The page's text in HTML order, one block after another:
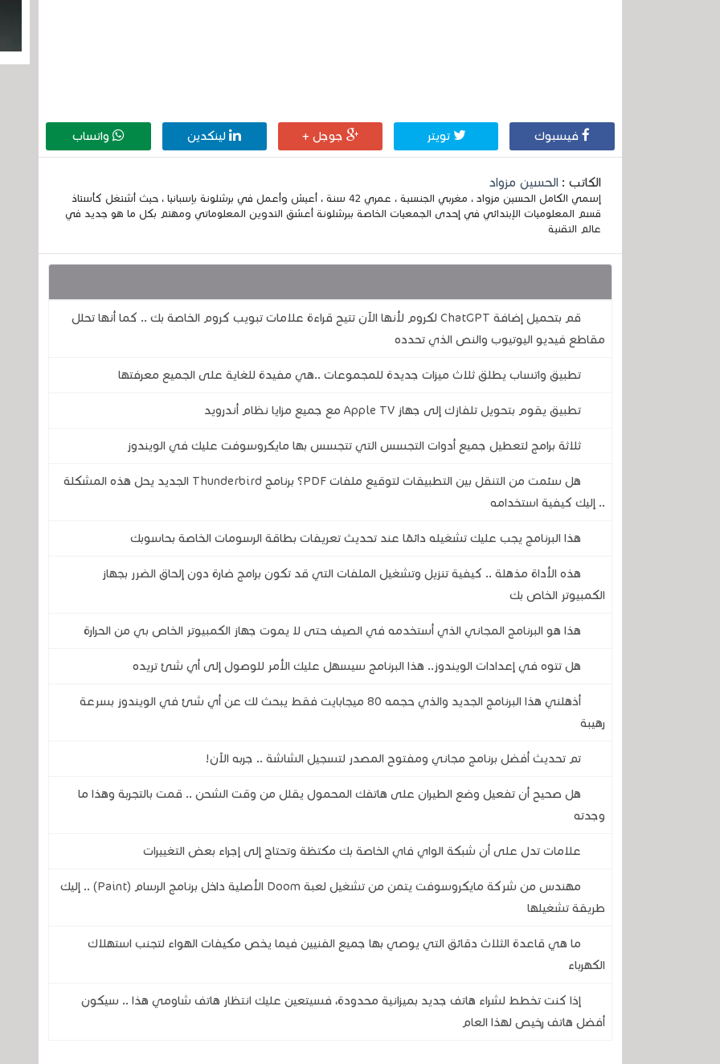
فيسبوك تويتر جوجل + لينكدين واتساب
الكاتب : الحسين مزواد
إسمي الكامل الحسين مزواد ، مغربي الجنسية ، عمري 42 سنة ، أعيش وأعمل في برشلونة بإسبانيا ، حيث أشتغل كأستاذ
قسم المعلوميات الإبتدائي في إحدى الجمعيات الخاصة ببرشلونة أعشق التدوين المعلوماتي ومهتم بكل ما هو جديد في
عالم التقنية
قم بتحميل إضافة ChatGPT لكروم لأنها الآن تتيح قراءة علامات تبويب كروم الخاصة بك .. كما أنها تحلل
مقاطع فيديو اليوتيوب والنص الذي تحدده
تطبيق واتساب يطلق ثلاث ميزات جديدة للمجموعات ..هي مفيدة للغاية على الجميع معرفتها
تطبيق يقوم بتحويل تلفازك إلى جهاز Apple TV مع جميع مزايا نظام أندرويد
ثلاثة برامج لتعطيل جميع أدوات التجسس التي تتجسس بها مايكروسوفت عليك في الويندوز
هل سئمت من التنقل بين التطبيقات لتوقيع ملفات PDF؟ برنامج Thunderbird الجديد يحل هذه المشكلة
.. إليك كيفية استخدامه
هذا البرنامج يجب عليك تشغيله دائمًا عند تحديث تعريفات بطاقة الرسومات الخاصة بحاسوبك
هذه الأداة مذهلة .. كيفية تنزيل وتشغيل الملفات التي قد تكون برامج ضارة دون إلحاق الضرر بجهاز
الكمبيوتر الخاص بك
هذا هو البرنامج المجاني الذي أستخدمه في الصيف حتى لا يموت جهاز الكمبيوتر الخاص بي من الحرارة
هل تتوه في إعدادات الويندوز.. هذا البرنامج سيسهل عليك الأمر للوصول إلى أي شئ تريده
أذهلني هذا البرنامج الجديد والذي حجمه 80 ميجابايت فقط يبحث لك عن أي شئ في الويندوز بسرعة
رهيبة
تم تحديث أفضل برنامج مجاني ومفتوح المصدر لتسجيل الشاشة .. جربه الآن!
هل صحيح أن تفعيل وضع الطيران على هاتفك المحمول يقلل من وقت الشحن .. قمت بالتجربة وهذا ما
وجدته
علامات تدل على أن شبكة الواي فاي الخاصة بك مكتظة وتحتاج إلى إجراء بعض التغييرات
مهندس من شركة مايكروسوفت يتمن من تشغيل لعبة Doom الأصلية داخل برنامج الرسام (Paint) .. إليك
طريقة تشغيلها
ما هي قاعدة الثلاث دقائق التي يوصي بها جميع الفنيين فيما يخص مكيفات الهواء لتجنب استهلاك
الكهرباء
إذا كنت تخطط لشراء هاتف جديد بميزانية محدودة، فسيتعين عليك انتظار هاتف شاومي هذا .. سيكون
أفضل هاتف رخيص لهذا العام